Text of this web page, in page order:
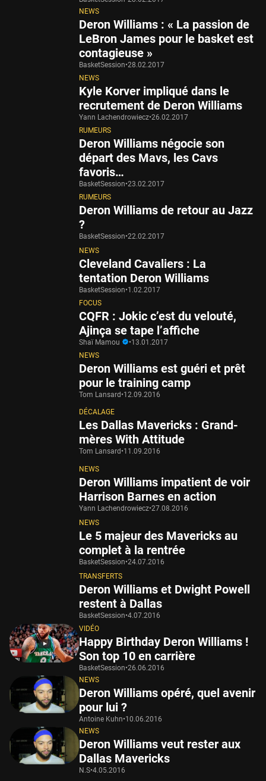
NEWS
Deron Williams : « La passion de
LeBron James pour le basket est
contagieuse »
BasketSession•28.02.2017
NEWS
Kyle Korver impliqué dans le
recrutement de Deron Williams
Yann Lachendrowiecz•26.02.2017
RUMEURS
Deron Williams négocie son
départ des Mavs, les Cavs
favoris…
BasketSession•23.02.2017
RUMEURS
Deron Williams de retour au Jazz
?
BasketSession•22.02.2017
NEWS
Cleveland Cavaliers : La
tentation Deron Williams
BasketSession•1.02.2017
FOCUS
CQFR : Jokic c’est du velouté,
Ajinça se tape l’affiche
Shaï Mamou •13.01.2017
NEWS
Deron Williams est guéri et prêt
pour le training camp
Tom Lansard •12.09.2016
DÉCALAGE
Les Dallas Mavericks : Grand-
mères With Attitude
Tom Lansard •11.09.2016
NEWS
Deron Williams impatient de voir
Harrison Barnes en action
Yann Lachendrowiecz•27.08.2016
NEWS
Le 5 majeur des Mavericks au
complet à la rentrée
BasketSession•24.07.2016
TRANSFERTS
Deron Williams et Dwight Powell
restent à Dallas
BasketSession•4.07.2016
VIDÉO
Happy Birthday Deron Williams !
Son top 10 en carrière
BasketSession•26.06.2016
NEWS
Deron Williams opéré, quel avenir
pour lui ?
Antoine Kuhn•10.06.2016
NEWS
Deron Williams veut rester aux
Dallas Mavericks
N.S•4.05.2016